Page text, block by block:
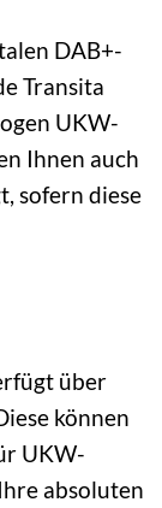
DAB+-
Transita
UKW-
Ihnen auch
sofern diese
über
können
UKW-
absoluten